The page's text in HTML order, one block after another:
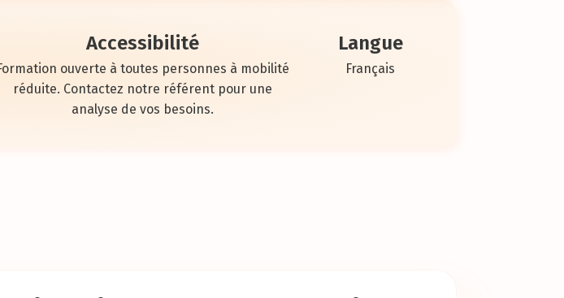
Accessibilité
ouverte à toutes personnes à mobilité
réduite. Contactez notre référent pour une
analyse de vos besoins.
Langue
Français